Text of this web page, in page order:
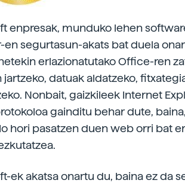
enpresak, munduko lehen
en segurtasun-akats bat duela
erlazionatutako Office-ren
jartzeko, datuak aldatzeko,
Nonbait, gaizkileek Internet
gainditu behar dute,
hori pasatzen duen web orri bat
ek akatsa onartu du, baina ez da